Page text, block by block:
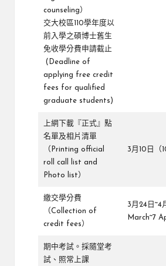
counseling）
交大校區110學年度以
前入學之碩博士舊生
免收學分費申請截止
(Deadline of
applying free credit
fees for qualified
graduate students)
上網下載『正式』點
名單及相片清單
（Printing official
roll call list and
Photo list）
3月10日（
繳交學分費
（Collection of
credit fees）
3月24日~4
March~7
期中考試。採隨堂考
試、照常上課